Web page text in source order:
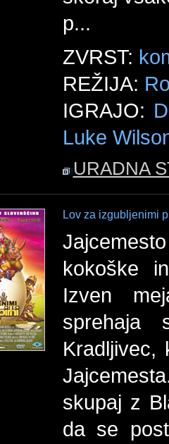
p...
ZVRST:
REŽIJA:
IGRAJO:
Luke
URADNA
Lov za izgubljenimi
kokoške
Izven
sprehaja
Kradljivec,
skupaj z
da se